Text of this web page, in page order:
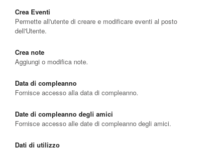
Crea Eventi
Permette all'utente di creare e modificare eventi al posto
dell'Utente.
Crea note
Aggiungi o modifica note.
Data di compleanno
Fornisce accesso alla data di compleanno.
Date di compleanno degli amici
Fornisce accesso alle date di compleanno degli amici.
Dati di utilizzo